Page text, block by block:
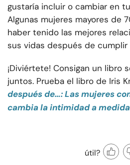
gustaría incluir o cambiar en
Algunas mujeres mayores de
haber tenido las mejores
sus vidas después de cumplir
¡Diviértete! Consigan un libro
juntos. Prueba el libro de Iris
después de…: Las mujeres
cambia la intimidad a
útil?